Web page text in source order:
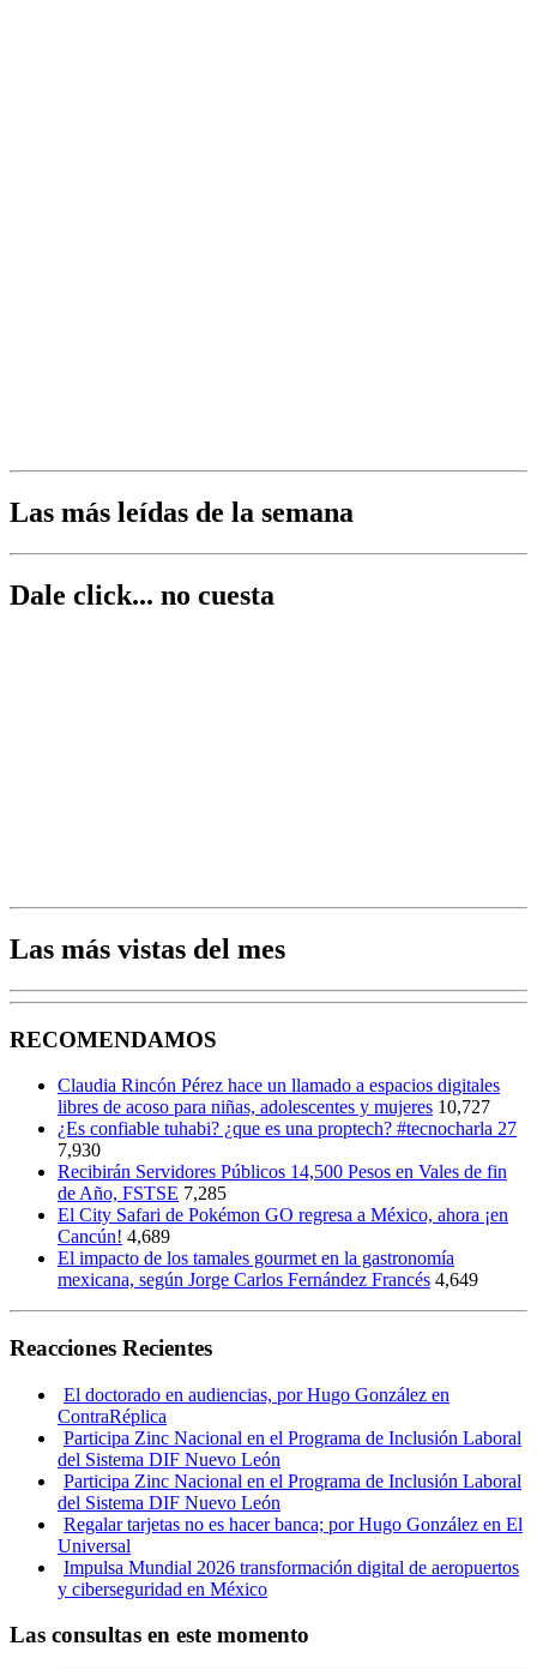
Las más leídas de la semana
Dale click... no cuesta
Las más vistas del mes
RECOMENDAMOS
Claudia Rincón Pérez hace un llamado a espacios digitales
libres de acoso para niñas, adolescentes y mujeres 10,727
¿Es confiable tuhabi? ¿que es una proptech? #tecnocharla 27
7,930
Recibirán Servidores Públicos 14,500 Pesos en Vales de fin
de Año, FSTSE 7,285
El City Safari de Pokémon GO regresa a México, ahora ¡en
Cancún! 4,689
El impacto de los tamales gourmet en la gastronomía
mexicana, según Jorge Carlos Fernández Francés 4,649
Reacciones Recientes
El doctorado en audiencias, por Hugo González en
ContraRéplica
Participa Zinc Nacional en el Programa de Inclusión Laboral
del Sistema DIF Nuevo León
Participa Zinc Nacional en el Programa de Inclusión Laboral
del Sistema DIF Nuevo León
Regalar tarjetas no es hacer banca; por Hugo González en El
Universal
Impulsa Mundial 2026 transformación digital de aeropuertos
y ciberseguridad en México
Las consultas en este momento